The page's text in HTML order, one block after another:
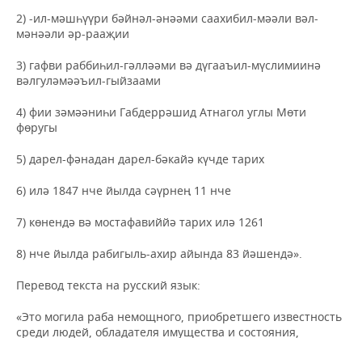
2) -ил-мәшһүүри бәйнәл-әнәәми саахибил-мәәли вәл-
мәнәәли әр-рааҗии
3) гафви раббиһил-гәлләәми вә дүгааъил-мүслимиинә
вәлгуләмәәъил-гыйзаами
4) фии зәмәәниһи Габдеррәшид Атнагол углы Мөти
фөругы
5) дарел-фәнадан дарел-бәкайә күчде тарих
6) илә 1847 нче йылда сәүрнең 11 нче
7) көнендә вә мостафавиййә тарих илә 1261
8) нче йылда рабигыль-ахир айында 83 йәшендә».
Перевод текста на русский язык:
«Это могила раба немощного, приобретшего известность
среди людей, обладателя имущества и состояния,